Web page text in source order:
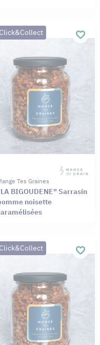
Click&Collect
Tes Graines
BIGOUDENE" Sarrasin
noisette
Click&Collect